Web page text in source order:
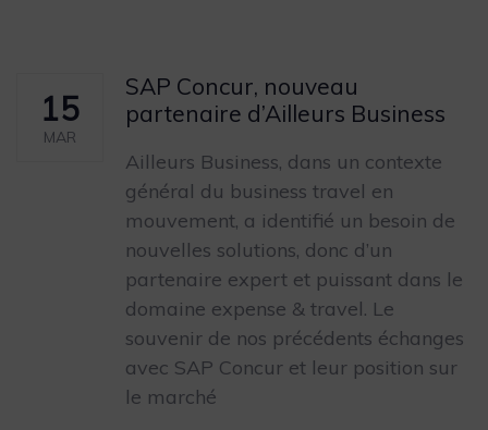
15
MAR
SAP Concur, nouveau
partenaire d’Ailleurs Business
Ailleurs Business, dans un contexte
général du business travel en
mouvement, a identifié un besoin de
nouvelles solutions, donc d’un
partenaire expert et puissant dans le
domaine expense & travel. Le
souvenir de nos précédents échanges
avec SAP Concur et leur position sur
le marché